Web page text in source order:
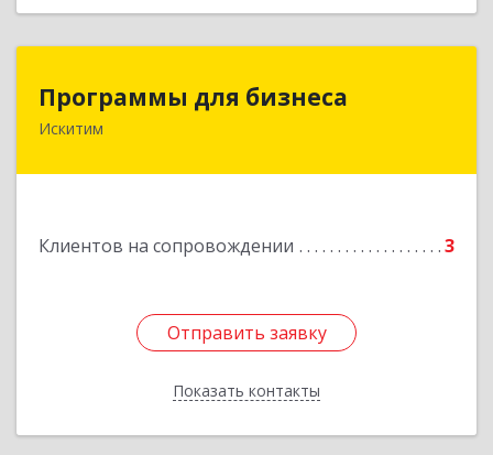
Программы для бизнеса
Искитим
Клиентов на сопровождении 3
Отправить заявку
Показать контакты
Программы для бизнеса
Отправить заявку
Назад